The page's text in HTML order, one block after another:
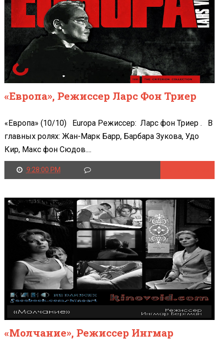
«Европа», Режиссер Ларс Фон Триер
«Европа» (10/10) Europa Режиссер: Ларс фон Триер . В
главных ролях: Жан-Марк Барр, Барбара Зукова, Удо
Кир, Макс фон Сюдов....
9:28:00 PM
«Молчание», Режиссер Ингмар